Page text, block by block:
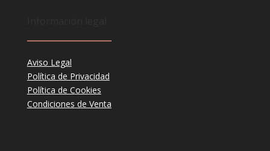
Aviso Legal
Política de Privacidad
Política de Cookies
Condiciones de Venta